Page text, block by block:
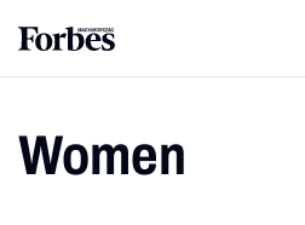
Women